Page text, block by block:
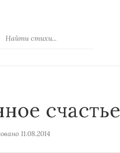
счастье
11.08.2014